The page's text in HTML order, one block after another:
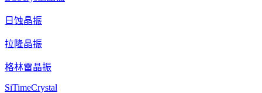
日蚀晶振
拉隆晶振
格林雷晶振
SiTimeCrystal